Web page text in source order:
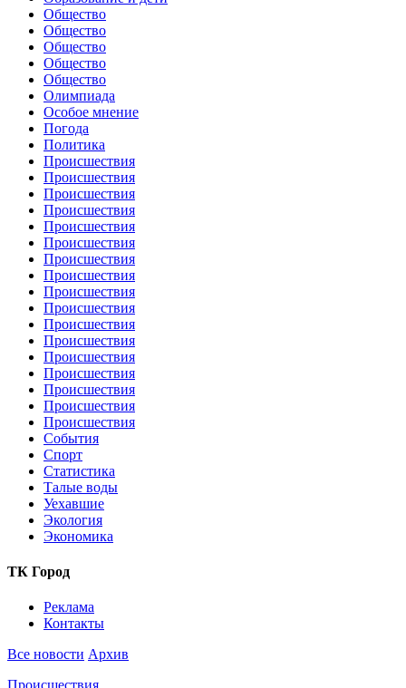
Общество
Общество
Общество
Общество
Общество
Олимпиада
Особое мнение
Погода
Политика
Происшествия
Происшествия
Происшествия
Происшествия
Происшествия
Происшествия
Происшествия
Происшествия
Происшествия
Происшествия
Происшествия
Происшествия
Происшествия
Происшествия
Происшествия
Происшествия
Происшествия
События
Спорт
Статистика
Талые воды
Уехавшие
Экология
Экономика
ТК Город
Реклама
Контакты
Все новости Архив